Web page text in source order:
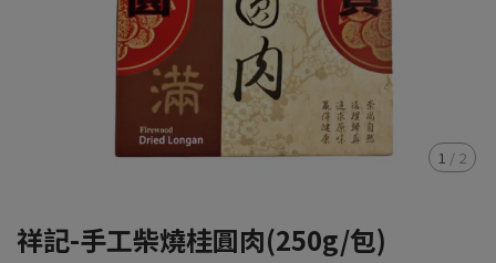
1 / 2
祥記-手工柴燒桂圓肉(250g/包)